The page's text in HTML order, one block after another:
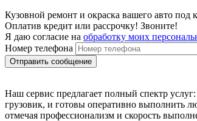
Кузовной ремонт и окраска вашего авто под
Оплатив кредит или рассрочку! Звоните!
Я даю согласие на обработку моих
Номер телефона
Наш сервис предлагает полный спектр
грузовик, и готовы оперативно выполнить
отмечая профессионализм и скорость